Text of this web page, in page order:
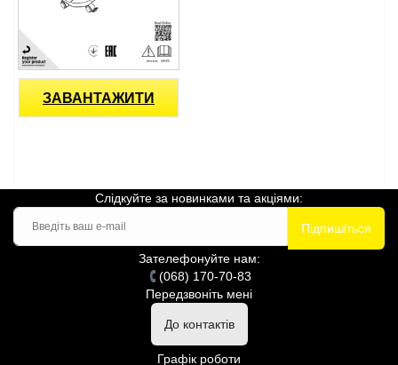
ЗАВАНТАЖИТИ
Слідкуйте за новинками та акціями:
Підпишіться
Зателефонуйте нам:
(068) 170-70-83
Передзвоніть мені
До контактів
Графік роботи